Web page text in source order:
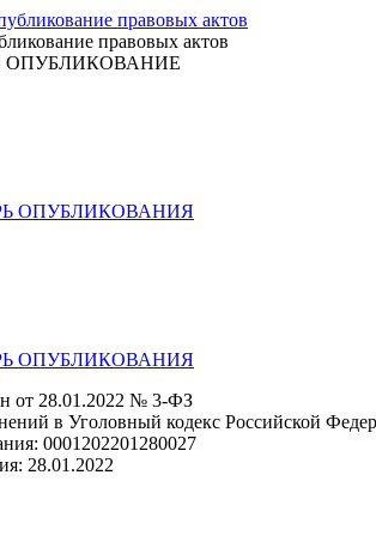
правовых актов
ОПУБЛИКОВАНИЯ
ОПУБЛИКОВАНИЯ
от 28.01.2022 № 3-ФЗ
в Уголовный кодекс Российской
0001202201280027
28.01.2022